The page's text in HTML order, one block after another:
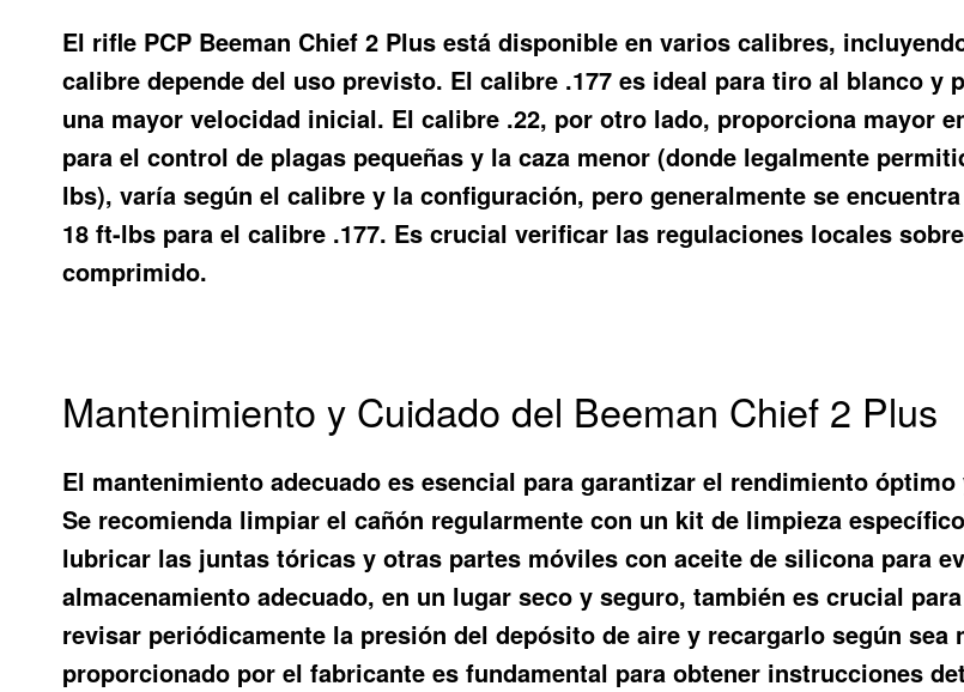
El rifle PCP Beeman Chief 2 Plus está disponible en varios calibres,
calibre depende del uso previsto. El calibre .177 es ideal para tiro al blanco
una mayor velocidad inicial. El calibre .22, por otro lado, proporciona mayor
para el control de plagas pequeñas y la caza menor (donde legalmente
lbs), varía según el calibre y la configuración, pero generalmente se
18 ft-lbs para el calibre .177. Es crucial verificar las regulaciones locales
comprimido.
Mantenimiento y Cuidado del Beeman Chief 2 Plus
El mantenimiento adecuado es esencial para garantizar el rendimiento
Se recomienda limpiar el cañón regularmente con un kit de limpieza
lubricar las juntas tóricas y otras partes móviles con aceite de silicona para
almacenamiento adecuado, en un lugar seco y seguro, también es crucial
revisar periódicamente la presión del depósito de aire y recargarlo según
proporcionado por el fabricante es fundamental para obtener instrucciones